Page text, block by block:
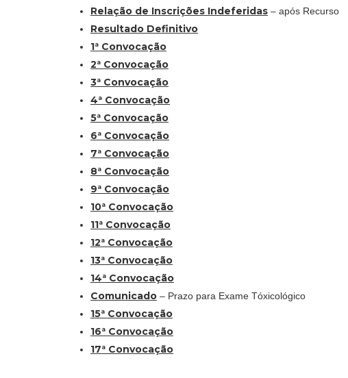
Relação de Inscrições Indeferidas – após Recurso
Resultado Definitivo
1ª Convocação
2ª Convocação
3ª Convocação
4ª Convocação
5ª Convocação
6ª Convocação
7ª Convocação
8ª Convocação
9ª Convocação
10ª Convocação
11ª Convocação
12ª Convocação
13ª Convocação
14ª Convocação
Comunicado – Prazo para Exame Tóxicológico
15ª Convocação
16ª Convocação
17ª Convocação